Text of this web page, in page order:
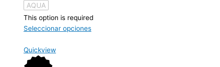
AQUA
This option is required
Seleccionar opciones
Quickview